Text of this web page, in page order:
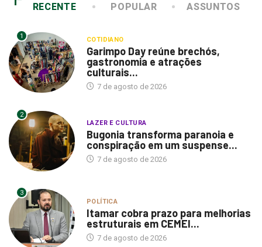
RECENTE POPULAR ASSUNTOS
1 COTIDIANO
Garimpo Day reúne brechós,
gastronomia e atrações
culturais...
7 de agosto de 2026
2
LAZER E CULTURA
Bugonia transforma paranoia e
conspiração em um suspense...
7 de agosto de 2026
3
POLÍTICA
Itamar cobra prazo para melhorias
estruturais em CEMEI...
7 de agosto de 2026